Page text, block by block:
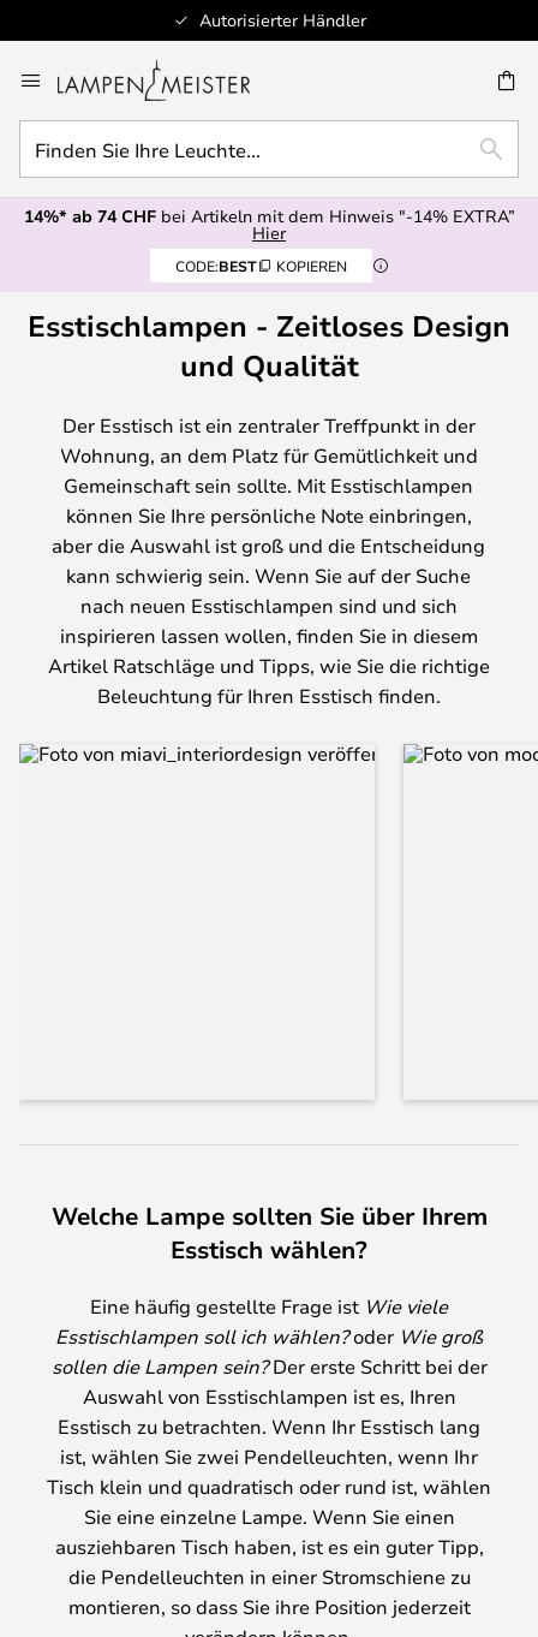
Autorisierter Händler
Inhalt
springen
Sie
Ihre
Leuchte...
14%* ab 74 CHFbei Artikeln mit dem Hinweis "-14% EXTRA”
Hier
CODE:BEST KOPIEREN
Esstischlampen - Zeitloses Design
und Qualität
Der Esstisch ist ein zentraler Treffpunkt in der
Wohnung, an dem Platz für Gemütlichkeit und
Gemeinschaft sein sollte. Mit Esstischlampen
können Sie Ihre persönliche Note einbringen,
aber die Auswahl ist groß und die Entscheidung
kann schwierig sein. Wenn Sie auf der Suche
nach neuen Esstischlampen sind und sich
inspirieren lassen wollen, finden Sie in diesem
Artikel Ratschläge und Tipps, wie Sie die richtige
Beleuchtung für Ihren Esstisch finden.
Welche Lampe sollten Sie über Ihrem
Esstisch wählen?
Eine häufig gestellte Frage ist Wie viele
Esstischlampen soll ich wählen?oder Wie groß
sollen die Lampen sein?Der erste Schritt bei der
Auswahl von Esstischlampen ist es, Ihren
Esstisch zu betrachten. Wenn Ihr Esstisch lang
ist, wählen Sie zwei Pendelleuchten, wenn Ihr
Tisch klein und quadratisch oder rund ist, wählen
Sie eine einzelne Lampe. Wenn Sie einen
ausziehbaren Tisch haben, ist es ein guter Tipp,
die Pendelleuchten in einer Stromschiene zu
montieren, so dass Sie ihre Position jederzeit